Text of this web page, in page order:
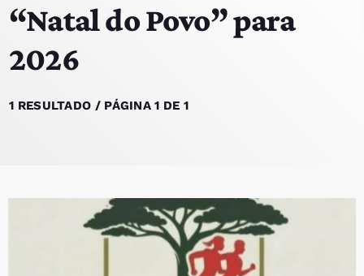
HOME
NOTÍCIAS
PODCASTS
“Natal do Povo” para
2026
1 RESULTADO / PÁGINA 1 DE 1